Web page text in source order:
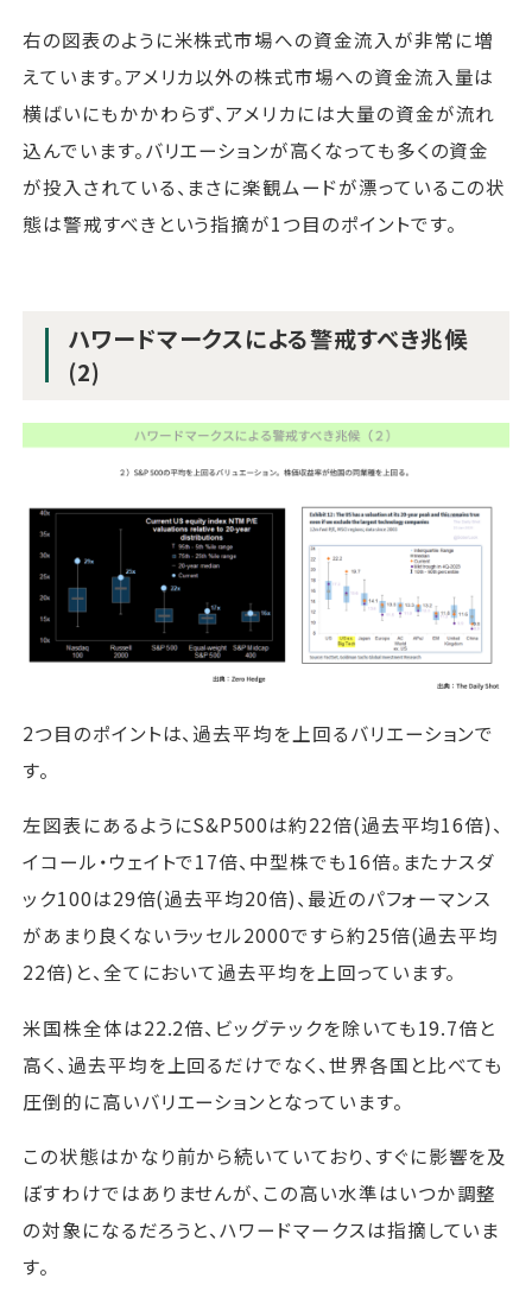
右の図表のように米株式市場への資金流入が非常に増
えています。アメリカ以外の株式市場への資金流入量は
横ばいにもかかわらず、アメリカには大量の資金が流れ
込んでいます。バリエーションが高くなっても多くの資金
が投入されている、まさに楽観ムードが漂っているこの状
態は警戒すべきという指摘が1つ目のポイントです。
ハワードマークスによる警戒すべき兆候
(2)
2つ目のポイントは、過去平均を上回るバリエーションで
す。
左図表にあるようにS&P500は約22倍(過去平均16倍)、
イコール・ウェイトで17倍、中型株でも16倍。またナスダ
ック100は29倍(過去平均20倍)、最近のパフォーマンス
があまり良くないラッセル2000ですら約25倍(過去平均
22倍)と、全てにおいて過去平均を上回っています。
米国株全体は22.2倍、ビッグテックを除いても19.7倍と
高く、過去平均を上回るだけでなく、世界各国と比べても
圧倒的に高いバリエーションとなっています。
この状態はかなり前から続いていており、すぐに影響を及
ぼすわけではありませんが、この高い水準はいつか調整
の対象になるだろうと、ハワードマークスは指摘していま
す。